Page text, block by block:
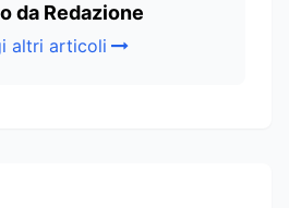
da Redazione
altri articoli